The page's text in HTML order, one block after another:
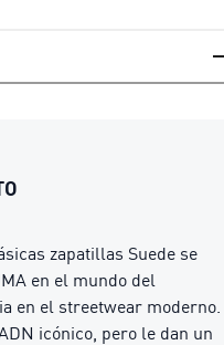
zapatillas Suede se
en el mundo del
en el streetwear moderno.
icónico, pero le dan un